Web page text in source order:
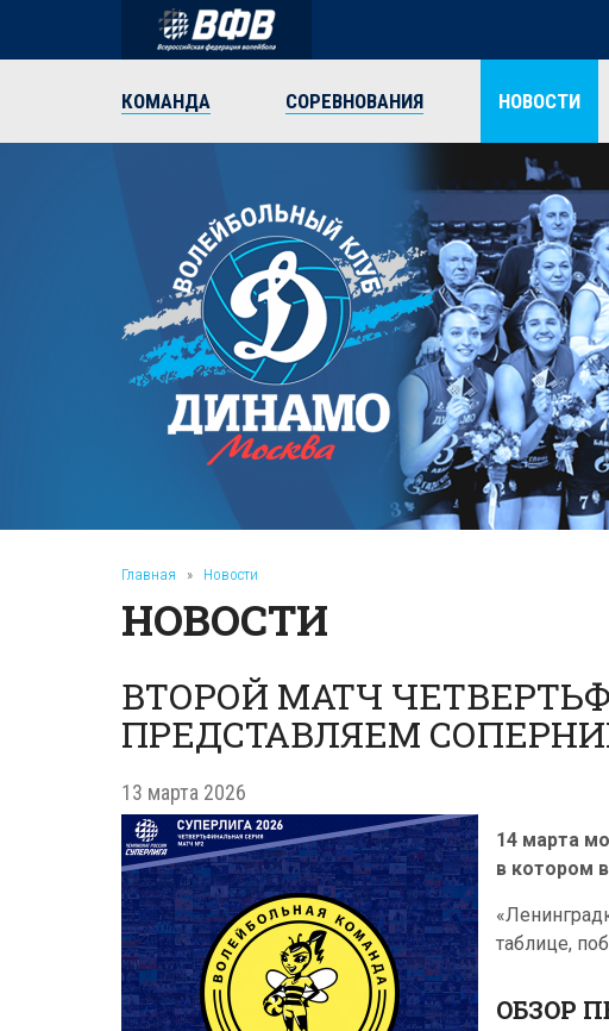
КОМАНДА СОРЕВНОВАНИЯ НОВОСТИ
Главная » Новости
НОВОСТИ
ВТОРОЙ МАТЧ
ПРЕДСТАВЛЯЕМ
13 марта 2026
14 марта
в котором
таблице,
ОБЗОР